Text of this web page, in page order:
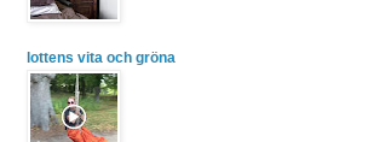
lottens vita och gröna